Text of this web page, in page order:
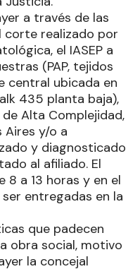
a través de las
corte realizado por
el IASEP a
(PAP, tejidos
central ubicada en
435 planta baja),
Alta Complejidad,
Aires y/o a
y diagnosticado
al afiliado. El
8 a 13 horas y en el
entregadas en la
que padecen
obra social, motivo
la concejal